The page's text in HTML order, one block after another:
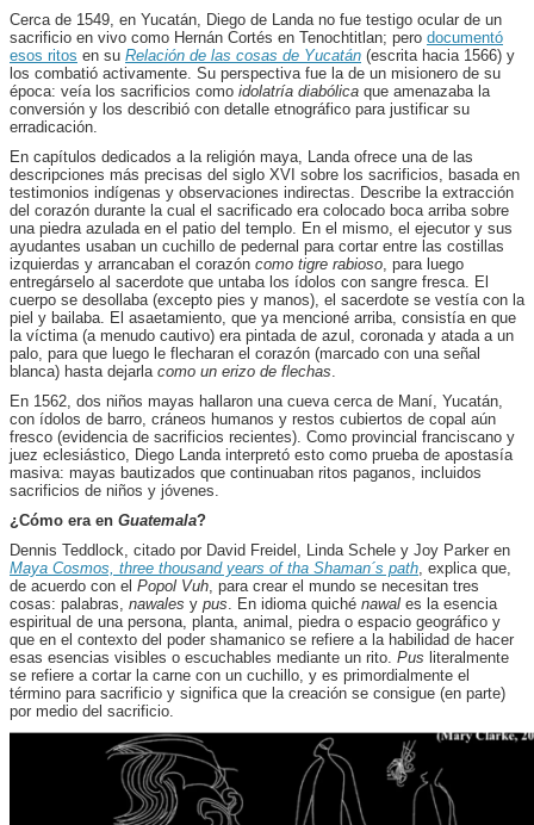
Cerca de 1549, en Yucatán, Diego de Landa no fue testigo ocular de un
sacrificio en vivo como Hernán Cortés en Tenochtitlan; pero documentó
esos ritos en su Relación de las cosas de Yucatán (escrita hacia 1566) y
los combatió activamente. Su perspectiva fue la de un misionero de su
época: veía los sacrificios como idolatría diabólica que amenazaba la
conversión y los describió con detalle etnográfico para justificar su
erradicación.
En capítulos dedicados a la religión maya, Landa ofrece una de las
descripciones más precisas del siglo XVI sobre los sacrificios, basada en
testimonios indígenas y observaciones indirectas. Describe la extracción
del corazón durante la cual el sacrificado era colocado boca arriba sobre
una piedra azulada en el patio del templo. En el mismo, el ejecutor y sus
ayudantes usaban un cuchillo de pedernal para cortar entre las costillas
izquierdas y arrancaban el corazón como tigre rabioso, para luego
entregárselo al sacerdote que untaba los ídolos con sangre fresca. El
cuerpo se desollaba (excepto pies y manos), el sacerdote se vestía con la
piel y bailaba. El asaetamiento, que ya mencioné arriba, consistía en que
la víctima (a menudo cautivo) era pintada de azul, coronada y atada a un
palo, para que luego le flecharan el corazón (marcado con una señal
blanca) hasta dejarla como un erizo de flechas.
En 1562, dos niños mayas hallaron una cueva cerca de Maní, Yucatán,
con ídolos de barro, cráneos humanos y restos cubiertos de copal aún
fresco (evidencia de sacrificios recientes). Como provincial franciscano y
juez eclesiástico, Diego Landa interpretó esto como prueba de apostasía
masiva: mayas bautizados que continuaban ritos paganos, incluidos
sacrificios de niños y jóvenes.
¿Cómo era en Guatemala?
Dennis Teddlock, citado por David Freidel, Linda Schele y Joy Parker en
Maya Cosmos, three thousand years of tha Shaman´s path, explica que,
de acuerdo con el Popol Vuh, para crear el mundo se necesitan tres
cosas: palabras, nawales y pus. En idioma quiché nawal es la esencia
espiritual de una persona, planta, animal, piedra o espacio geográfico y
que en el contexto del poder shamanico se refiere a la habilidad de hacer
esas esencias visibles o escuchables mediante un rito. Pus literalmente
se refiere a cortar la carne con un cuchillo, y es primordialmente el
término para sacrificio y significa que la creación se consigue (en parte)
por medio del sacrificio.